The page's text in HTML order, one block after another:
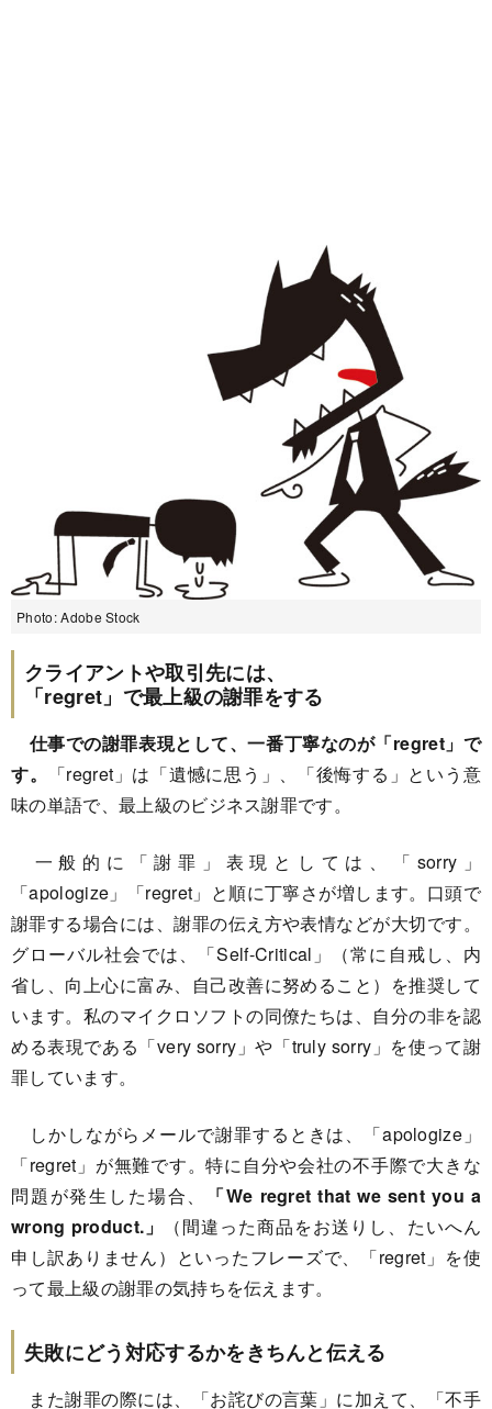
Photo: Adobe Stock
クライアントや取引先には、
「regret」で最上級の謝罪をする
仕事での謝罪表現として、一番丁寧なのが「regret」で
す。
「regret」は「遺憾に思う」、「後悔する」という意
味の単語で、最上級のビジネス謝罪です。
一般的に「謝罪」表現としては、「sorry」
「apologize」「regret」と順に丁寧さが増します。口頭で
謝罪する場合には、謝罪の伝え方や表情などが大切です。
グローバル社会では、「Self-Critical」（常に自戒し、内
省し、向上心に富み、自己改善に努めること）を推奨して
います。私のマイクロソフトの同僚たちは、自分の非を認
める表現である「very sorry」や「truly sorry」を使って謝
罪しています。
しかしながらメールで謝罪するときは、「apologize」
「regret」が無難です。特に自分や会社の不手際で大きな
問題が発生した場合、
「We regret that we sent you a
wrong product.」
（間違った商品をお送りし、たいへん
申し訳ありません）といったフレーズで、「regret」を使
って最上級の謝罪の気持ちを伝えます。
失敗にどう対応するかをきちんと伝える
また謝罪の際には、「お詫びの言葉」に加えて、「不手